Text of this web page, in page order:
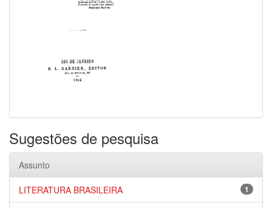
Sugestões de pesquisa
Assunto
1
LITERATURA BRASILEIRA